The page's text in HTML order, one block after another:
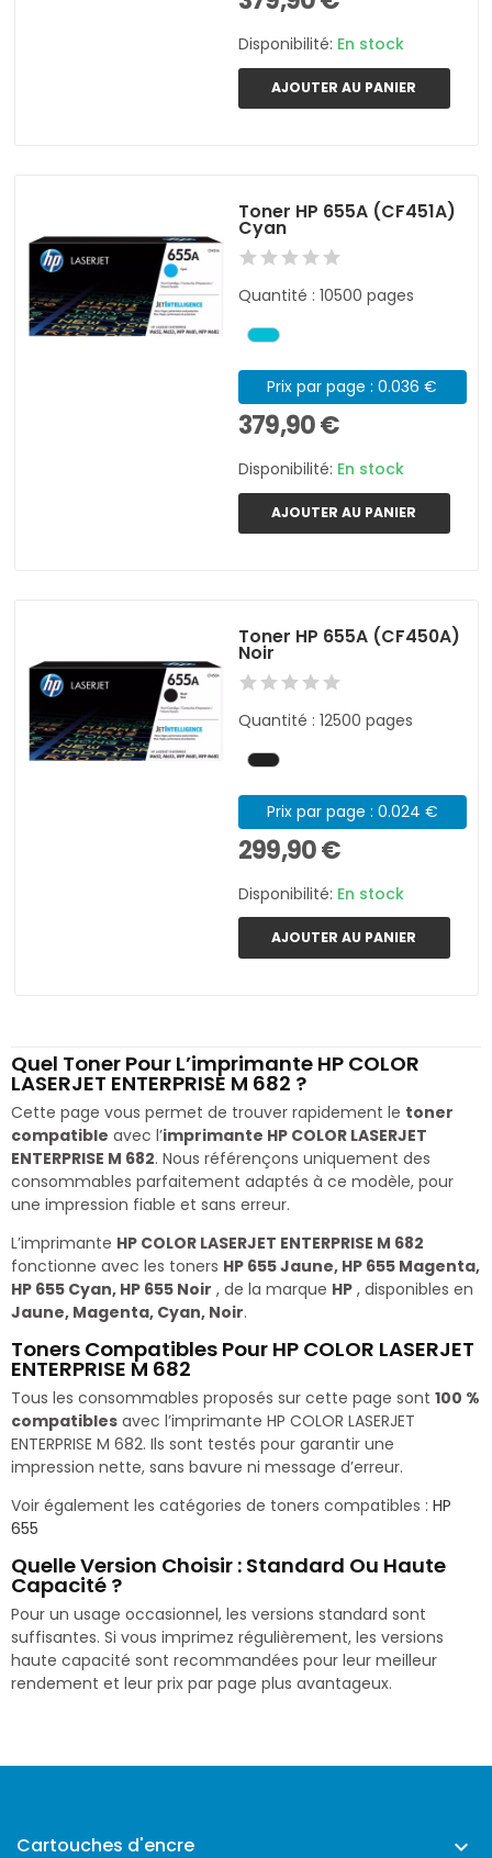
Disponibilité: En stock
AJOUTER AU PANIER
Toner HP 655A (CF451A)
Cyan
Quantité : 10500 pages
Prix par page : 0.036 €
379,90 €
Disponibilité: En stock
AJOUTER AU PANIER
Toner HP 655A (CF450A)
Noir
Quantité : 12500 pages
Prix par page : 0.024 €
299,90 €
Disponibilité: En stock
AJOUTER AU PANIER
Quel Toner Pour L’imprimante HP COLOR
LASERJET ENTERPRISE M 682 ?
Cette page vous permet de trouver rapidement le toner
compatible avec l’imprimante HP COLOR LASERJET
ENTERPRISE M 682. Nous référençons uniquement des
consommables parfaitement adaptés à ce modèle, pour
une impression fiable et sans erreur.
L’imprimante HP COLOR LASERJET ENTERPRISE M 682
fonctionne avec les toners HP 655 Jaune, HP 655 Magenta,
HP 655 Cyan, HP 655 Noir , de la marque HP , disponibles en
Jaune, Magenta, Cyan, Noir.
Toners Compatibles Pour HP COLOR LASERJET
ENTERPRISE M 682
Tous les consommables proposés sur cette page sont 100 %
compatibles avec l’imprimante HP COLOR LASERJET
ENTERPRISE M 682. Ils sont testés pour garantir une
impression nette, sans bavure ni message d’erreur.
Voir également les catégories de toners compatibles : HP
655
Quelle Version Choisir : Standard Ou Haute
Capacité ?
Pour un usage occasionnel, les versions standard sont
suffisantes. Si vous imprimez régulièrement, les versions
haute capacité sont recommandées pour leur meilleur
rendement et leur prix par page plus avantageux.
Cartouches d'encre 